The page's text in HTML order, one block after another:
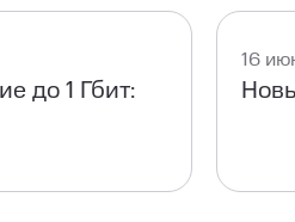
до 1 Гбит:
16